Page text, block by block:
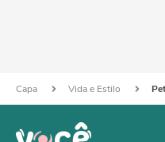
Capa Vida e Estilo